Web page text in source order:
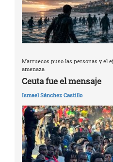
Marruecos puso las personas y el
amenaza
Ceuta fue el mensaje
Ismael Sánchez Castillo